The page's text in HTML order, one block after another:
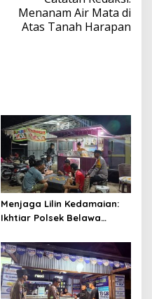
Menanam Air Mata di
Atas Tanah Harapan
Menjaga Lilin Kedamaian:
Ikhtiar Polsek Belawa
Ketenteraman Umat